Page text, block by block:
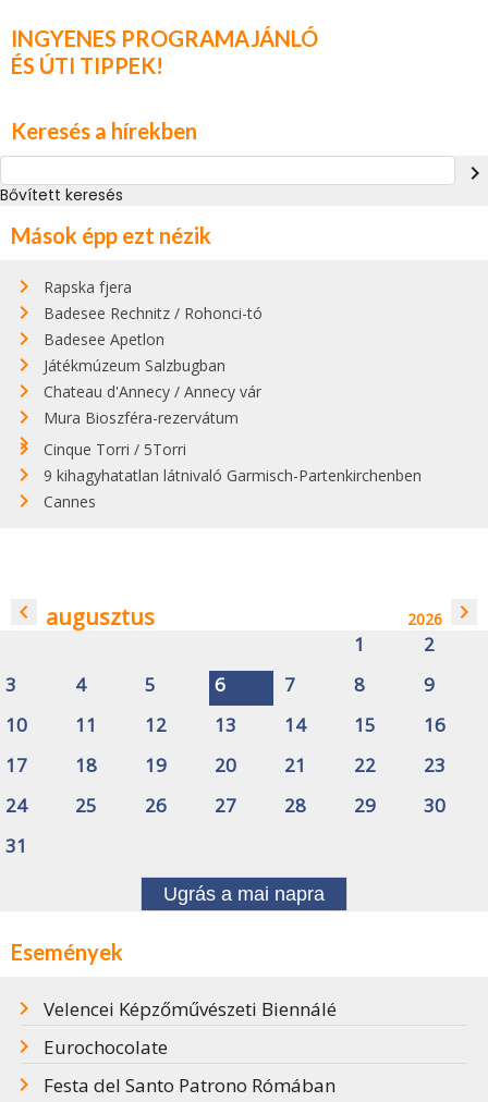
INGYENES PROGRAMAJÁNLÓ
ÉS ÚTI TIPPEK!
Keresés a hírekben
navigate_next
Bővített keresés
Mások épp ezt nézik
Rapska fjera
Badesee Rechnitz / Rohonci-tó
Badesee Apetlon
Játékmúzeum Salzbugban
Chateau d'Annecy / Annecy vár
Mura Bioszféra-rezervátum
Cinque Torri / 5Torri
9 kihagyhatatlan látnivaló Garmisch-Partenkirchenben
Cannes
navigate_before augusztus 2026 navigate_next
1
2
3
4 5 6 7 8
9
10
11 12 13 14 15
16
17
18 19 20 21 22
23
24
25 26 27 28 29
30
31
Ugrás a mai napra
Események
Velencei Képzőművészeti Biennálé
Eurochocolate
Festa del Santo Patrono Rómában